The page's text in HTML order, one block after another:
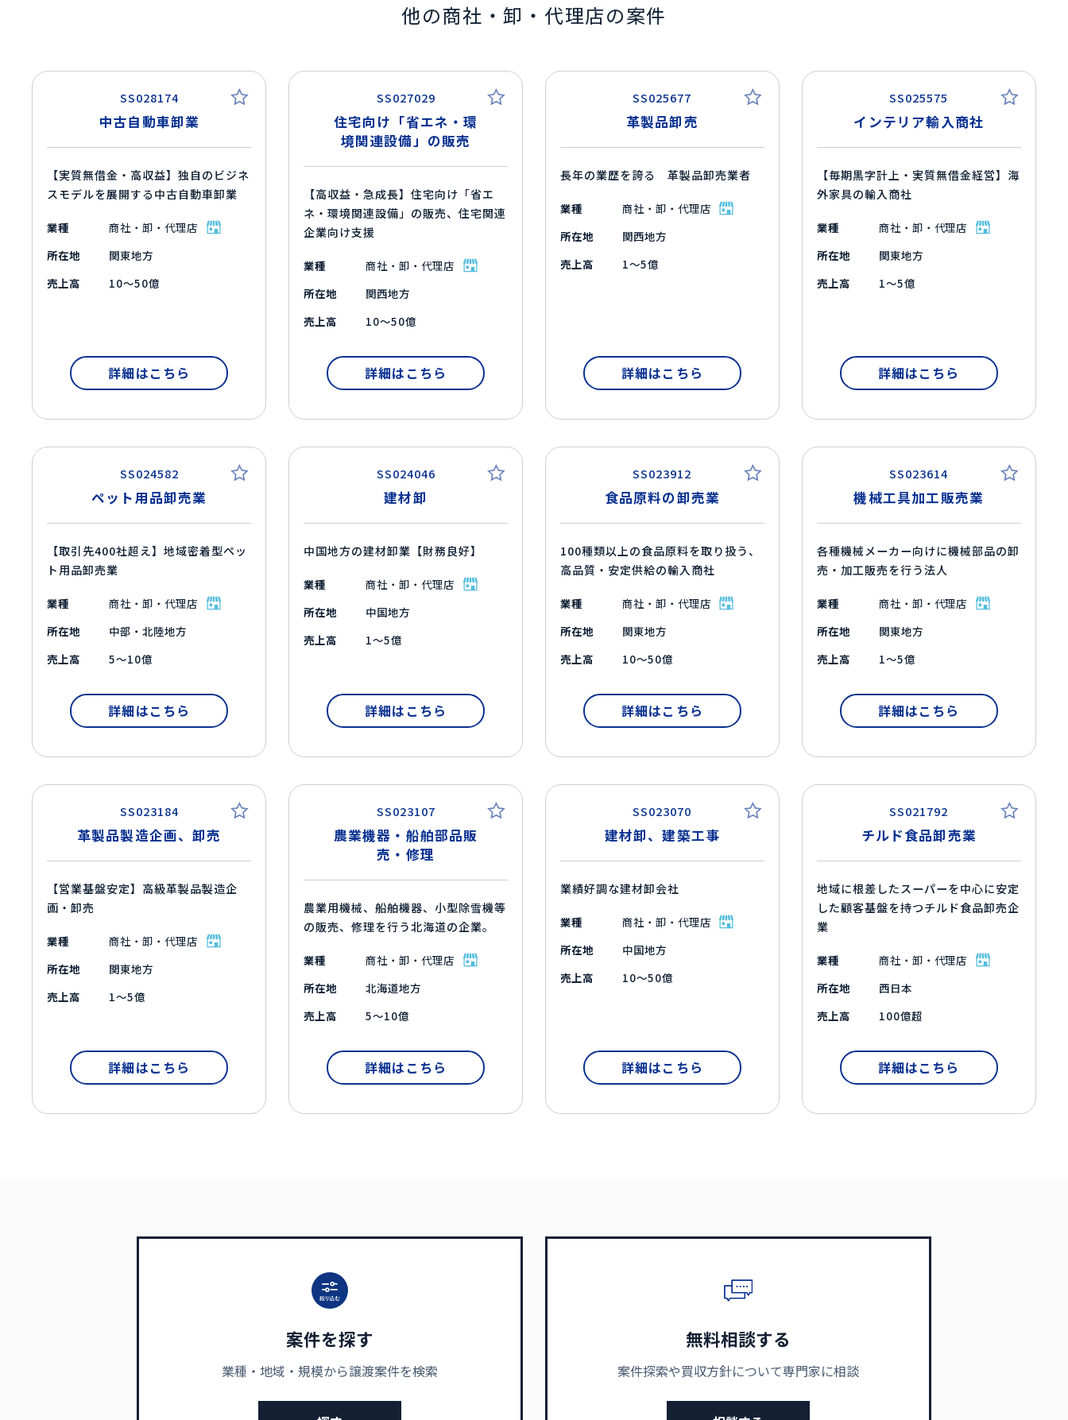
他の商社・卸・代理店の案件
SS028174
中古自動車卸業
【実質無借金・高収益】独自のビジネ
スモデルを展開する中古自動車卸業
業種
商社・卸・代理店
所在地
関東地方
売上高
10～50億
詳細はこちら
SS027029
住宅向け「省エネ・環
境関連設備」の販売
【高収益・急成長】住宅向け「省エ
ネ・環境関連設備」の販売、住宅関連
企業向け支援
業種
商社・卸・代理店
所在地
関西地方
売上高
10～50億
詳細はこちら
SS025677
革製品卸売
長年の業歴を誇る 革製品卸売業者
業種
商社・卸・代理店
所在地
関西地方
売上高
1～5億
詳細はこちら
SS025575
インテリア輸入商社
【毎期黒字計上・実質無借金経営】海
外家具の輸入商社
業種
商社・卸・代理店
所在地
関東地方
売上高
1～5億
詳細はこちら
SS024582
ペット用品卸売業
【取引先400社超え】地域密着型ペッ
ト用品卸売業
業種
商社・卸・代理店
所在地
中部・北陸地方
売上高
5～10億
詳細はこちら
SS024046
建材卸
中国地方の建材卸業【財務良好】
業種
商社・卸・代理店
所在地
中国地方
売上高
1～5億
詳細はこちら
SS023912
食品原料の卸売業
100種類以上の食品原料を取り扱う、
高品質・安定供給の輸入商社
業種
商社・卸・代理店
所在地
関東地方
売上高
10～50億
詳細はこちら
SS023614
機械工具加工販売業
各種機械メーカー向けに機械部品の卸
売・加工販売を行う法人
業種
商社・卸・代理店
所在地
関東地方
売上高
1～5億
詳細はこちら
SS023184
革製品製造企画、卸売
【営業基盤安定】高級革製品製造企
画・卸売
業種
商社・卸・代理店
所在地
関東地方
売上高
1～5億
詳細はこちら
SS023107
農業機器・船舶部品販
売・修理
農業用機械、船舶機器、小型除雪機等
の販売、修理を行う北海道の企業。
業種
商社・卸・代理店
所在地
北海道地方
売上高
5～10億
詳細はこちら
SS023070
建材卸、建築工事
業績好調な建材卸会社
業種
商社・卸・代理店
所在地
中国地方
売上高
10～50億
詳細はこちら
SS021792
チルド食品卸売業
地域に根差したスーパーを中心に安定
した顧客基盤を持つチルド食品卸売企
業
業種
商社・卸・代理店
所在地
西日本
売上高
100億超
詳細はこちら
案件を探す
業種・地域・規模から譲渡案件を検索
無料相談する
案件探索や買収方針について専門家に相談